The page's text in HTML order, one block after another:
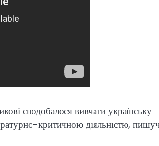
сподобалося вивчати українську
критичною діяльністю,